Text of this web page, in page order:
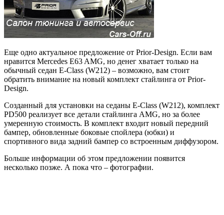
Еще одно актуальное предложение от Prior-Design. Если вам
нравится Mercedes E63 AMG, но денег хватает только на
обычный седан E-Class (W212) – возможно, вам стоит
обратить внимание на новый комплект стайлинга от Prior-
Design.
Созданный для установки на седаны E-Class (W212), комплект
PD500 реализует все детали стайлинга AMG, но за более
умеренную стоимость. В комплект входит новый передний
бампер, обновленные боковые спойлера (юбки) и
спортивного вида задний бампер со встроенным диффузором.
Больше информации об этом предложении появится
несколько позже. А пока что – фотографии.